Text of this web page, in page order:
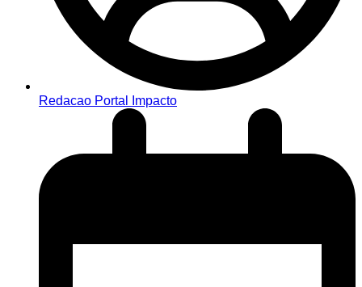
Redacao Portal Impacto